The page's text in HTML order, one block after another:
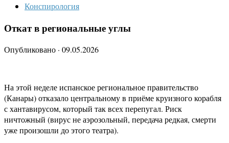
Конспирология
Откат в региональные углы
Опубликовано · 09.05.2026
На этой неделе испанское региональное правительство
(Канары) отказало центральному в приёме круизного корабля
с хантавирусом, который так всех перепугал. Риск
ничтожный (вирус не аэрозольный, передача редкая, смерти
уже произошли до этого театра).